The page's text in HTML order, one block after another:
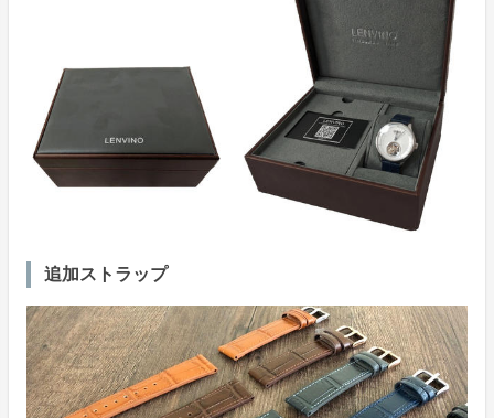
追加ストラップ